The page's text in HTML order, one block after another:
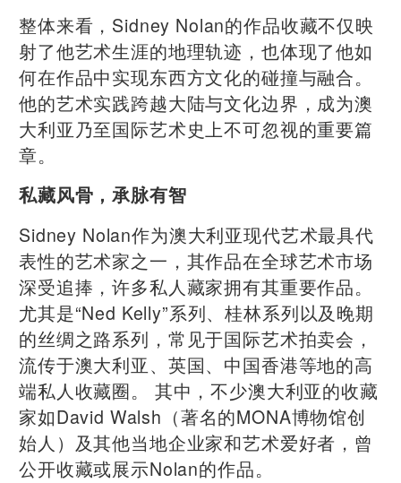
整体来看，Sidney Nolan的作品收藏不仅映
射了他艺术生涯的地理轨迹，也体现了他如
何在作品中实现东西方文化的碰撞与融合。
他的艺术实践跨越大陆与文化边界，成为澳
大利亚乃至国际艺术史上不可忽视的重要篇
章。
私藏风骨，承脉有智
Sidney Nolan作为澳大利亚现代艺术最具代
表性的艺术家之一，其作品在全球艺术市场
深受追捧，许多私人藏家拥有其重要作品。
尤其是“Ned Kelly”系列、桂林系列以及晚期
的丝绸之路系列，常见于国际艺术拍卖会，
流传于澳大利亚、英国、中国香港等地的高
端私人收藏圈。 其中，不少澳大利亚的收藏
家如David Walsh（著名的MONA博物馆创
始人）及其他当地企业家和艺术爱好者，曾
公开收藏或展示Nolan的作品。